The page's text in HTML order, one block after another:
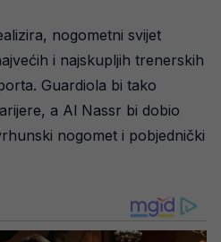
nogometni svijet
i najskupljih trenerskih
Guardiola bi tako
a Al Nassr bi dobio
nogomet i pobjednički